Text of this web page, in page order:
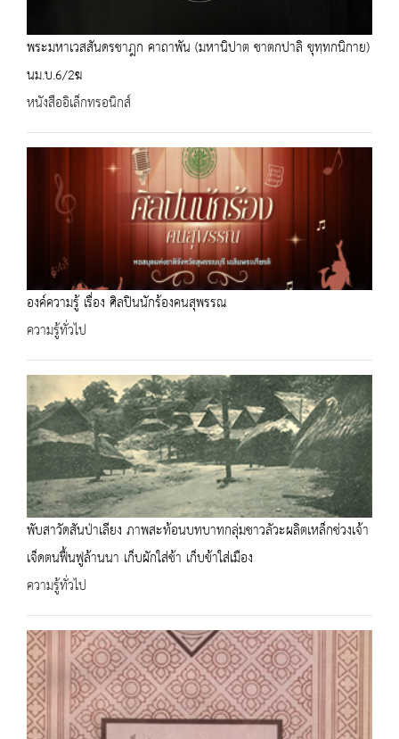
พระมหาเวสสันดรชาฎก คาถาพัน (มหานิปาต ชาตกปาลิ ขุทฺทกนิกาย)
นม.บ.6/2ฆ
หนังสืออิเล็กทรอนิกส์
องค์ความรู้ เรื่อง ศิลปินนักร้องคนสุพรรณ
ความรู้ทั่วไป
พับสาวัดสันป่าเลียง ภาพสะท้อนบทบาทกลุ่มชาวลัวะผลิตเหล็กช่วงเจ้า
เจ็ดตนฟื้นฟูล้านนา เก็บผักใส่ช้า เก็บข้าใส่เมือง
ความรู้ทั่วไป